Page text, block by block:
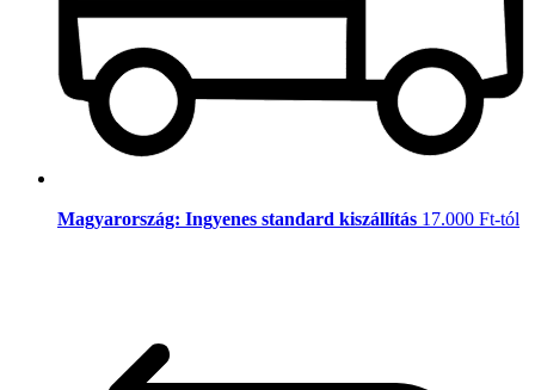
Magyarország: Ingyenes standard kiszállítás 17.000 Ft-tól